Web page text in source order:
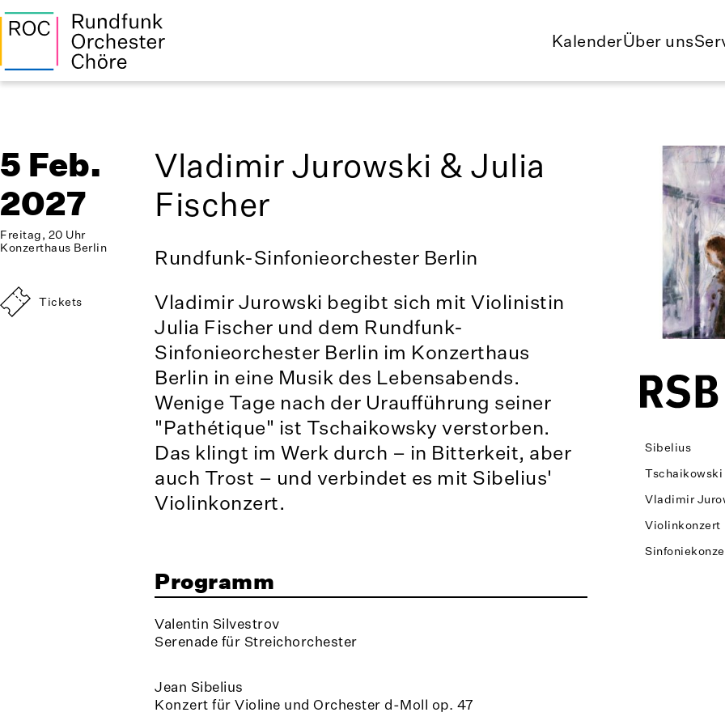
KalenderÜber uns
5 Feb.
2027
Freitag, 20 Uhr
Konzerthaus Berlin
Tickets
Sibelius
Tschaikowski
Vladimir
Violinkonzert
Vladimir Jurowski & Julia
Fischer
Rundfunk-Sinfonieorchester Berlin
Vladimir Jurowski begibt sich mit Violinistin
Julia Fischer und dem Rundfunk-
Sinfonieorchester Berlin im Konzerthaus
Berlin in eine Musik des Lebensabends.
Wenige Tage nach der Uraufführung seiner
"Pathétique" ist Tschaikowsky verstorben.
Das klingt im Werk durch – in Bitterkeit, aber
auch Trost – und verbindet es mit Sibelius'
Violinkonzert.
Programm
Valentin Silvestrov
Serenade für Streichorchester
Jean Sibelius
Konzert für Violine und Orchester d-Moll op. 47